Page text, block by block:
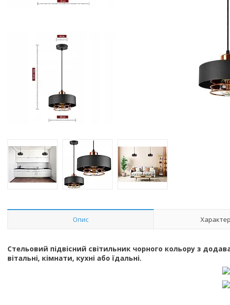
Опис
Стельовий підвісний світильник чорного кольору з
вітальні, кімнати, кухні або їдальні.